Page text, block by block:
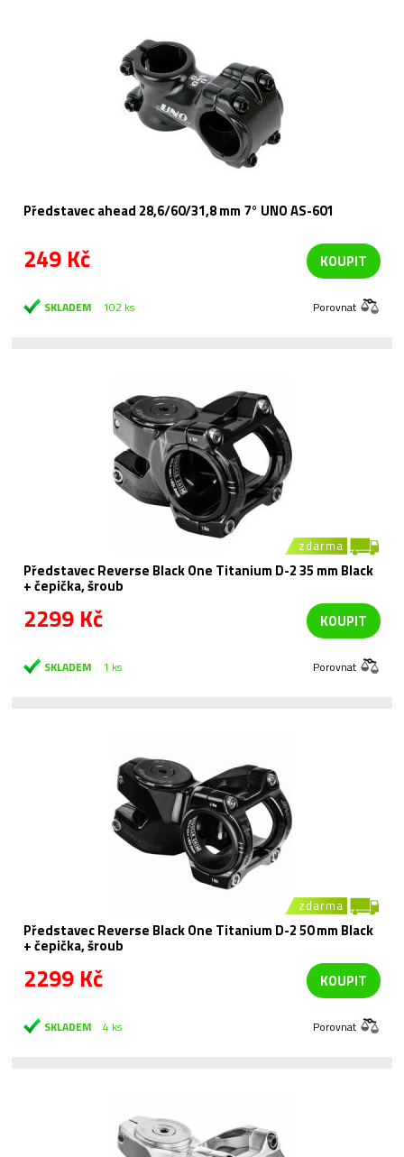
Představec ahead 28,6/60/31,8 mm 7° UNO AS-601
249 Kč KOUPIT
SKLADEM 102 ks Porovnat
zdarma
Představec Reverse Black One Titanium D-2 35 mm Black
+ čepička, šroub
2299 Kč KOUPIT
SKLADEM 1 ks Porovnat
zdarma
Představec Reverse Black One Titanium D-2 50 mm Black
+ čepička, šroub
2299 Kč KOUPIT
SKLADEM 4 ks Porovnat